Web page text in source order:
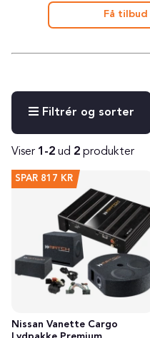
Få
Filtrér og sorter
Viser 1-2 ud 2 produkter
Produkter
SPAR 817 KR
Nissan Vanette Cargo